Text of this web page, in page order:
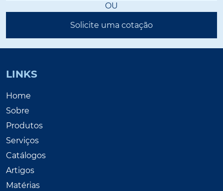
OU
Solicite uma cotação
LINKS
Home
Sobre
Produtos
Serviços
Catálogos
Artigos
Matérias